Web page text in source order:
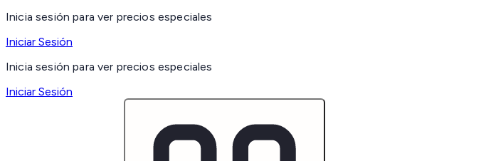
Inicia sesión para ver precios especiales
Iniciar Sesión
Inicia sesión para ver precios especiales
Iniciar Sesión